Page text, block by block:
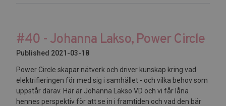
#40 - Johanna Lakso, Power Circle
Published 2021-03-18
Power Circle skapar nätverk och driver kunskap kring vad
elektrifieringen för med sig i samhället - och vilka behov som
uppstår därav. Här är Johanna Lakso VD och vi får låna
hennes perspektiv för att se in i framtiden och vad den bär